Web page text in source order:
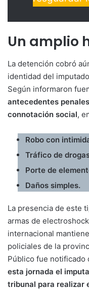
Un amplio
La detención cobró
identidad del
Según informaron
antecedentes
connotación social,
Robo con
Tráfico de
Porte de
Daños simples.
La presencia de este
armas de
internacional
policiales de la
Público fue notificado
esta jornada el
tribunal para realizar